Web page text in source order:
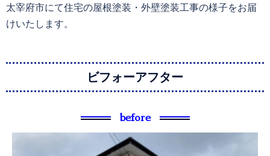
太宰府市にて住宅の屋根塗装・外壁塗装工事の様子をお届
けいたします。
ビフォーアフター
before